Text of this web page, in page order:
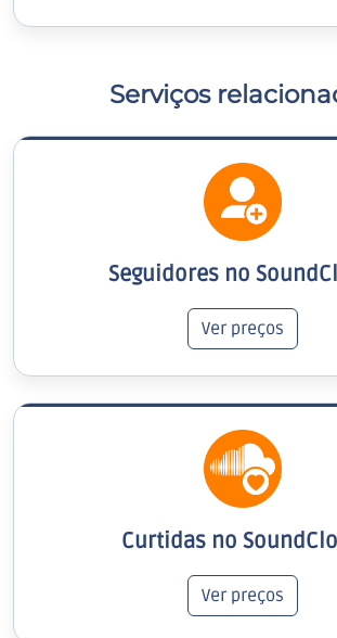
Serviços
Seguidores no
Ver preços
Curtidas no
Ver preços